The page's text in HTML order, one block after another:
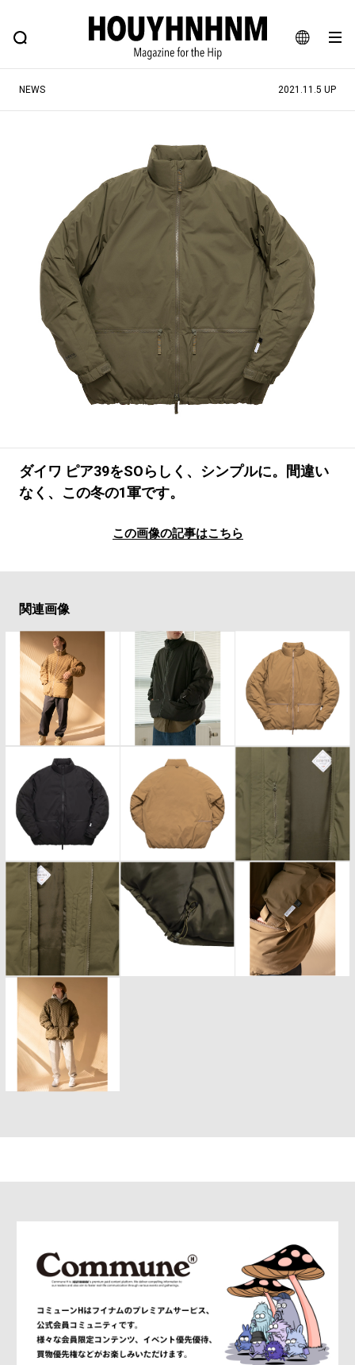
JA
EN
FEATURE BLOG SNAP
ヒップなファッション、カルチャー、ライフスタイルWEBマガジン
#SHOPPING ADDICT #憧れの逸品
#ESSENTIAL DESIGNS #古着サミット
#NEW VINTAGE #マイナーグッド図鑑
#路地裏てぃーん。 #MONTHLY JOURNAL
#GH 銘品の所以 #フイナムのYouTube
#Commune H #FOCUS IT
#ととけん #FASHION #MUSIC #MOVIE
#LIFESTYLE #SNEAKER #OUTDOOR
#SPORTS #HANDSOME HANDBOOK
NEWS 2021.11.5 UP
ダイワ ピア39をSOらしく、シンプルに。間違い
なく、この冬の1軍です。
この画像の記事はこちら
関連画像